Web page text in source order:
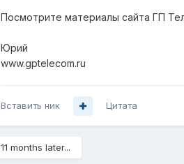
Посмотрите материалы сайта ГП
Юрий
www.gptelecom.ru
Вставить ник Цитата
11 months later...